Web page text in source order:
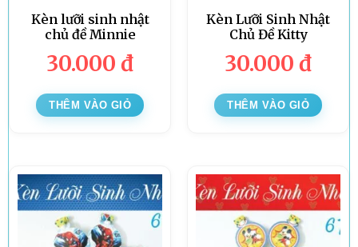
Kèn lưỡi sinh nhật
chủ đề Minnie
30.000 đ
THÊM VÀO GIỎ
Kèn Lưỡi Sinh Nhật
Chủ Đề Kitty
30.000 đ
THÊM VÀO GIỎ